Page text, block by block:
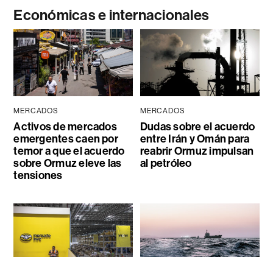
Económicas e internacionales
MERCADOS
Activos de mercados
emergentes caen por
temor a que el acuerdo
sobre Ormuz eleve las
tensiones
MERCADOS
Dudas sobre el acuerdo
entre Irán y Omán para
reabrir Ormuz impulsan
al petróleo